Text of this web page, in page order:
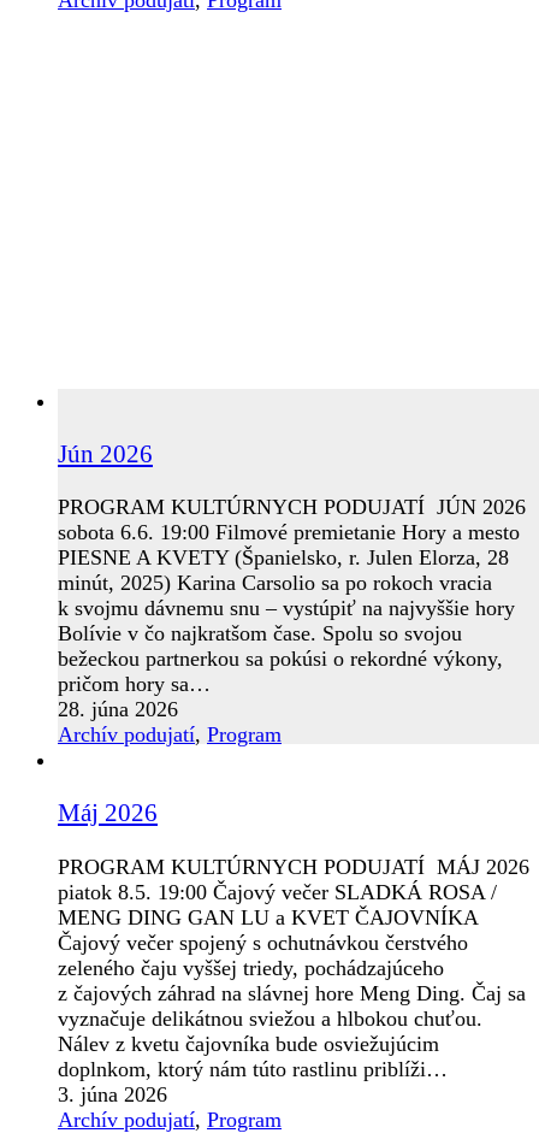
Jún 2026
PROGRAM KULTÚRNYCH PODUJATÍ JÚN 2026
sobota 6.6. 19:00 Filmové premietanie Hory a mesto
PIESNE A KVETY (Španielsko, r. Julen Elorza, 28
minút, 2025) Karina Carsolio sa po rokoch vracia
k svojmu dávnemu snu – vystúpiť na najvyššie hory
Bolívie v čo najkratšom čase. Spolu so svojou
bežeckou partnerkou sa pokúsi o rekordné výkony,
pričom hory sa…
28. júna 2026
Archív podujatí, Program
Máj 2026
PROGRAM KULTÚRNYCH PODUJATÍ MÁJ 2026
piatok 8.5. 19:00 Čajový večer SLADKÁ ROSA /
MENG DING GAN LU a KVET ČAJOVNÍKA
Čajový večer spojený s ochutnávkou čerstvého
zeleného čaju vyššej triedy, pochádzajúceho
z čajových záhrad na slávnej hore Meng Ding. Čaj sa
vyznačuje delikátnou sviežou a hlbokou chuťou.
Nálev z kvetu čajovníka bude osviežujúcim
doplnkom, ktorý nám túto rastlinu priblíži…
3. júna 2026
Archív podujatí, Program